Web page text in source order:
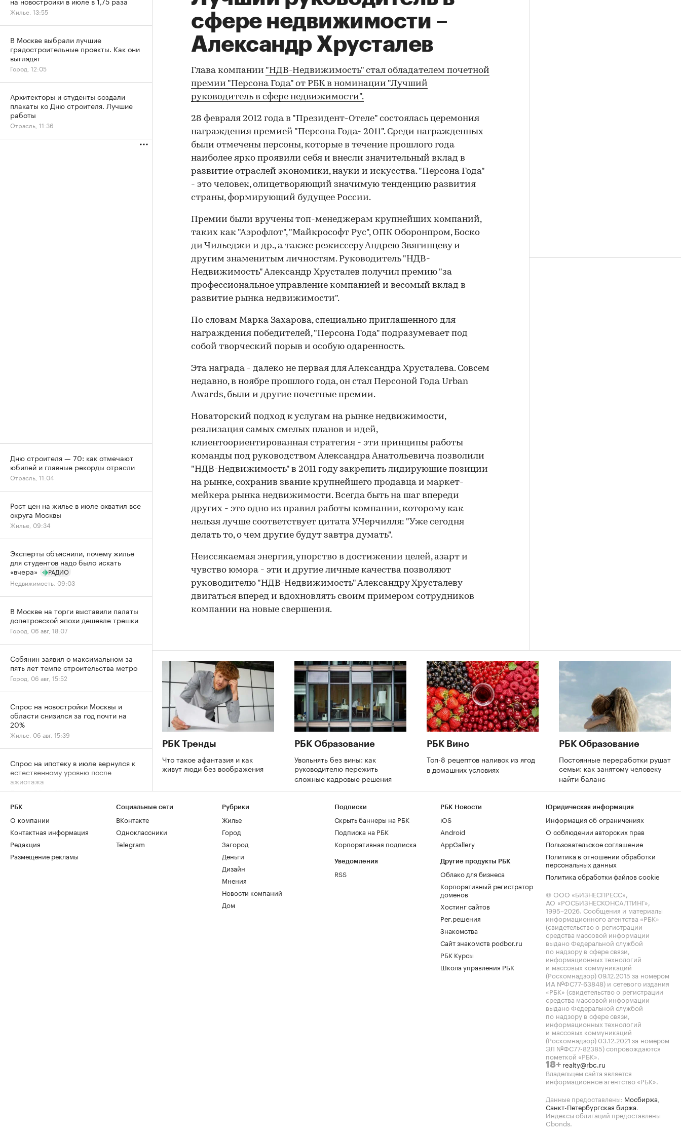
сфере недвижимости –
Александр Хрусталев
Глава компании "НДВ-Недвижимость" стал обладателем почетной
премии "Персона Года" от РБК в номинации "Лучший
руководитель в сфере недвижимости".
28 февраля 2012 года в "Президент-Отеле" состоялась церемония
награждения премией "Персона Года- 2011". Среди награжденных
были отмечены персоны, которые в течение прошлого года
наиболее ярко проявили себя и внесли значительный вклад в
развитие отраслей экономики, науки и искусства. "Персона Года"
- это человек, олицетворяющий значимую тенденцию развития
страны, формирующий будущее России.
Премии были вручены топ-менеджерам крупнейших компаний,
таких как "Аэрофлот", "Майкрософт Рус", ОПК Оборонпром, Боско
ди Чильеджи и др., а также режиссеру Андрею Звягинцеву и
другим знаменитым личностям. Руководитель "НДВ-
Недвижимость" Александр Хрусталев получил премию "за
профессиональное управление компанией и весомый вклад в
развитие рынка недвижимости".
По словам Марка Захарова, специально приглашенного для
награждения победителей, "Персона Года" подразумевает под
собой творческий порыв и особую одаренность.
Эта награда - далеко не первая для Александра Хрусталева. Совсем
недавно, в ноябре прошлого года, он стал Персоной Года Urban
Awards, были и другие почетные премии.
Новаторский подход к услугам на рынке недвижимости,
реализация самых смелых планов и идей,
клиентоориентированная стратегия - эти принципы работы
команды под руководством Александра Анатольевича позволили
"НДВ-Недвижимость" в 2011 году закрепить лидирующие позиции
на рынке, сохранив звание крупнейшего продавца и маркет-
мейкера рынка недвижимости. Всегда быть на шаг впереди
других - это одно из правил работы компании, которому как
нельзя лучше соответствует цитата У.Черчилля: "Уже сегодня
делать то, о чем другие будут завтра думать".
Неиссякаемая энергия, упорство в достижении целей, азарт и
чувство юмора - эти и другие личные качества позволяют
руководителю "НДВ-Недвижимость" Александру Хрусталеву
двигаться вперед и вдохновлять своим примером сотрудников
компании на новые свершения.
РБК Тренды
Что такое афантазия и как
живут люди без воображения
РБК Образование
Увольнять без вины: как
руководителю пережить
сложные кадровые решения
РБК Вино
Топ-8 рецептов наливок из ягод
в домашних условиях
РБК Образование
Постоянные переработки рушат
семьи: как занятому человеку
найти баланс
Жилье, 13:55
В Москве выбрали лучшие
градостроительные проекты. Как они
выглядят
Город, 12:05
Архитекторы и студенты создали
плакаты ко Дню строителя. Лучшие
работы
Отрасль, 11:36
Дню строителя — 70: как отмечают
юбилей и главные рекорды отрасли
Отрасль, 11:04
Рост цен на жилье в июле охватил все
округа Москвы
Жилье, 09:34
Эксперты объяснили, почему жилье
для студентов надо было искать
«вчера»
РАДИО
Недвижимость, 09:03
В Москве на торги выставили палаты
допетровской эпохи дешевле трешки
Город, 06 авг, 18:07
Собянин заявил о максимальном за
пять лет темпе строительства метро
Город, 06 авг, 15:52
Спрос на новостройки Москвы и
области снизился за год почти на
20%
Жилье, 06 авг, 15:39
Спрос на ипотеку в июле вернулся к
естественному уровню после
ажиотажа
Деньги, 06 авг, 13:32
Сила воды: как река у дома стала
символом премиальной жизни в
Москве
Город, 06 авг, 13:05
РБК
О компании
Контактная информация
Редакция
Размещение рекламы
Социальные сети
ВКонтакте
Одноклассники
Telegram
Рубрики
Жилье
Город
Загород
Деньги
Дизайн
Мнения
Новости компаний
Дом
Подписки
Скрыть баннеры на РБК
Подписка на РБК
Корпоративная подписка
Уведомления
RSS
РБК Новости
iOS
Android
AppGallery
Другие продукты РБК
Облако для бизнеса
Корпоративный регистратор
доменов
Хостинг сайтов
Рег.решения
Знакомства
Сайт знакомств podbor.ru
РБК Курсы
Школа управления РБК
Юридическая информация
Информация об ограничениях
О соблюдении авторских прав
Пользовательское соглашение
Политика в отношении обработки
персональных данных
Политика обработки файлов cookie
© ООО «БИЗНЕСПРЕСС»,
АО «РОСБИЗНЕСКОНСАЛТИНГ»,
1995–2026. Сообщения и материалы
информационного агентства «РБК»
(свидетельство о регистрации
средства массовой информации
выдано Федеральной службой
по надзору в сфере связи,
информационных технологий
и массовых коммуникаций
(Роскомнадзор) 09.12.2015 за номером
ИА №ФС77-63848) и сетевого издания
«РБК» (свидетельство о регистрации
средства массовой информации
выдано Федеральной службой
по надзору в сфере связи,
информационных технологий
и массовых коммуникаций
(Роскомнадзор) 03.12.2021 за номером
ЭЛ №ФС77-82385) сопровождаются
пометкой «РБК».
18+ realty@rbc.ru
Владельцем сайта является
информационное агентство «РБК».
Данные предоставлены: Мосбиржа,
Санкт-Петербургская биржа.
Индексы облигаций предоставлены
Cbonds.